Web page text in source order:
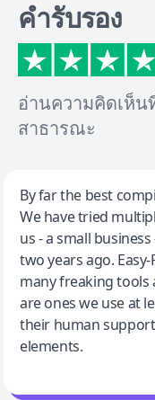
คำรับรอง
อ่านความคิดเห็
สาธารณะ
Jeff Wilson
By far the best
By far the best
We have tried
us - a small
two years ago.
many freaking tools
are ones we use at
their human
elements.